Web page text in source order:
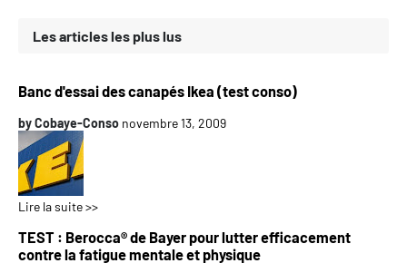
Les articles les plus lus
Banc d'essai des canapés Ikea (test conso)
byCobaye-Conso novembre 13, 2009
Lire la suite >>
TEST : Berocca® de Bayer pour lutter efficacement
contre la fatigue mentale et physique